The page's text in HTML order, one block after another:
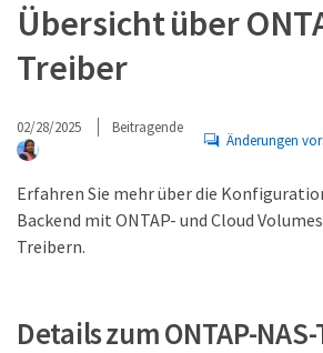
Übersicht über
Treiber
02/28/2025 Beitragende
Änderungen
Erfahren Sie mehr über die
Backend mit ONTAP- und Cloud
Treibern.
Details zum ONTAP-